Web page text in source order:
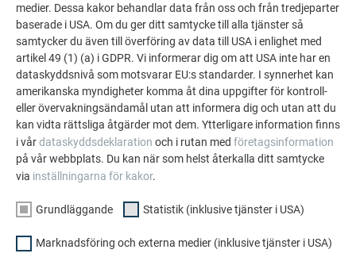
Nockutformning - Utbildningsvideor
FORTSÄTT ATT LÄSA
TILLBAKA TILL ÖVERSIKT
medier. Dessa kakor behandlar data från oss och från tredjeparter
baserade i USA. Om du ger ditt samtycke till alla tjänster så
samtycker du även till överföring av data till USA i enlighet med
artikel 49 (1) (a) i GDPR. Vi informerar dig om att USA inte har en
dataskyddsnivå som motsvarar EU:s standarder. I synnerhet kan
amerikanska myndigheter komma åt dina uppgifter för kontroll-
eller övervakningsändamål utan att informera dig och utan att du
kan vidta rättsliga åtgärder mot dem. Ytterligare information finns
i vårdataskyddsdeklaration och i rutan med företagsinformation
på vår webbplats. Du kan när som helst återkalla ditt samtycke
via inställningarna för kakor.
Grundläggande Statistik (inklusive tjänster i USA)
Marknadsföring och externa medier (inklusive tjänster i USA)